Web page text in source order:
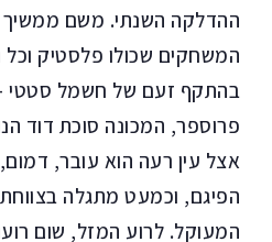
ההדלקה השנתי. משם ממשיך
המשחקים שכולו פלסטיק
בהתקף זעם של חשמל סטטי
פרוספר, המכונה סוכת דוד
אצל עין רעה הוא עובר,
הפיגם, וכמעט מתגלה בצווחת
המעוקל. לרוע המזל, שום